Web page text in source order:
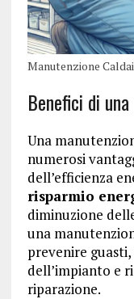
Manutenzione
Benefici di
Una
numerosi
dell’efficienza
risparmio
diminuzione
una
prevenire
dell’impianto e
riparazione.